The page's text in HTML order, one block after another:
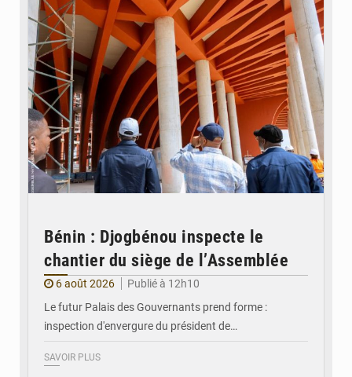
Bénin : Djogbénou inspecte le
chantier du siège de l’Assemblée
6 août 2026
Publié à 12h10
Le futur Palais des Gouvernants prend forme :
inspection d'envergure du président de…
SAVOIR PLUS